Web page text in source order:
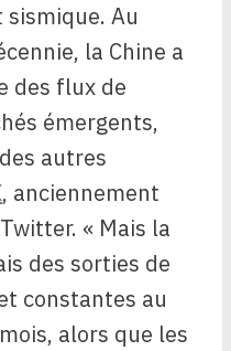
Au
la Chine a
des flux de
émergents,
autres
, anciennement
« Mais la
des sorties de
constantes au
alors que les